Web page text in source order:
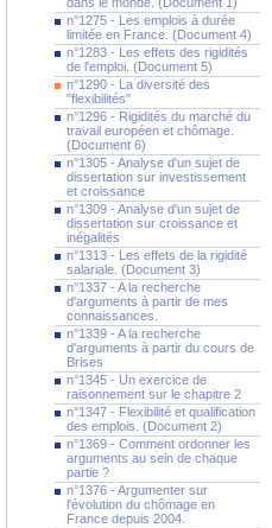
n°1275 - Les emplois à durée
limitée en France. (Document 4)
n°1283 - Les effets des rigidités
de l'emploi. (Document 5)
n°1290 - La diversité des
"flexibilités"
n°1296 - Rigidités du marché du
travail européen et chômage.
(Document 6)
n°1305 - Analyse d'un sujet de
dissertation sur investissement
et croissance
n°1309 - Analyse d'un sujet de
dissertation sur croissance et
inégalités
n°1313 - Les effets de la rigidité
salariale. (Document 3)
n°1337 - A la recherche
d'arguments à partir de mes
connaissances.
n°1339 - A la recherche
d'arguments à partir du cours de
Brises
n°1345 - Un exercice de
raisonnement sur le chapitre 2
n°1347 - Flexibilité et qualification
des emplois. (Document 2)
n°1369 - Comment ordonner les
arguments au sein de chaque
partie ?
n°1376 - Argumenter sur
l'évolution du chômage en
France depuis 2004.